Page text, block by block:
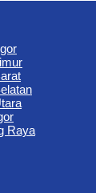
Raya